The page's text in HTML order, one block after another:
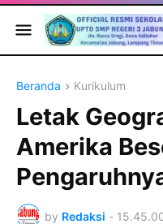
Beranda Kurikulum
Letak
Amerika
by Redaksi -